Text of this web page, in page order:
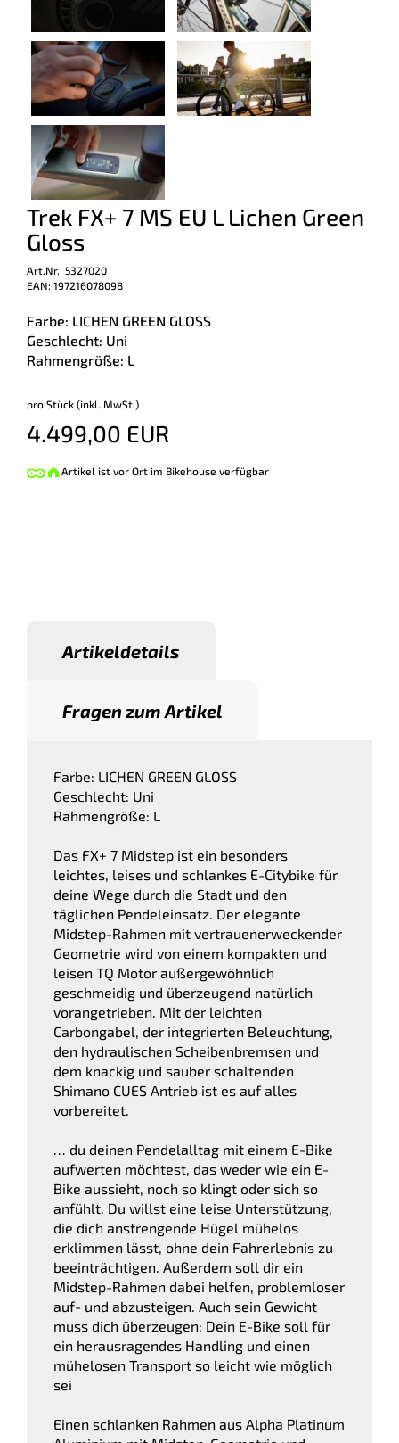
Trek FX+ 7 MS EU L Lichen Green
Gloss
Art.Nr. 5327020
EAN: 197216078098
Farbe: LICHEN GREEN GLOSS
Geschlecht: Uni
Rahmengröße: L
pro Stück (inkl. MwSt.)
4.499,00 EUR
Artikel ist vor Ort im Bikehouse verfügbar
Artikeldetails
Fragen zum Artikel
Farbe: LICHEN GREEN GLOSS
Geschlecht: Uni
Rahmengröße: L
Das FX+ 7 Midstep ist ein besonders
leichtes, leises und schlankes E-Citybike für
deine Wege durch die Stadt und den
täglichen Pendeleinsatz. Der elegante
Midstep-Rahmen mit vertrauenerweckender
Geometrie wird von einem kompakten und
leisen TQ Motor außergewöhnlich
geschmeidig und überzeugend natürlich
vorangetrieben. Mit der leichten
Carbongabel, der integrierten Beleuchtung,
den hydraulischen Scheibenbremsen und
dem knackig und sauber schaltenden
Shimano CUES Antrieb ist es auf alles
vorbereitet.
… du deinen Pendelalltag mit einem E-Bike
aufwerten möchtest, das weder wie ein E-
Bike aussieht, noch so klingt oder sich so
anfühlt. Du willst eine leise Unterstützung,
die dich anstrengende Hügel mühelos
erklimmen lässt, ohne dein Fahrerlebnis zu
beeinträchtigen. Außerdem soll dir ein
Midstep-Rahmen dabei helfen, problemloser
auf- und abzusteigen. Auch sein Gewicht
muss dich überzeugen: Dein E-Bike soll für
ein herausragendes Handling und einen
mühelosen Transport so leicht wie möglich
sei
Einen schlanken Rahmen aus Alpha Platinum